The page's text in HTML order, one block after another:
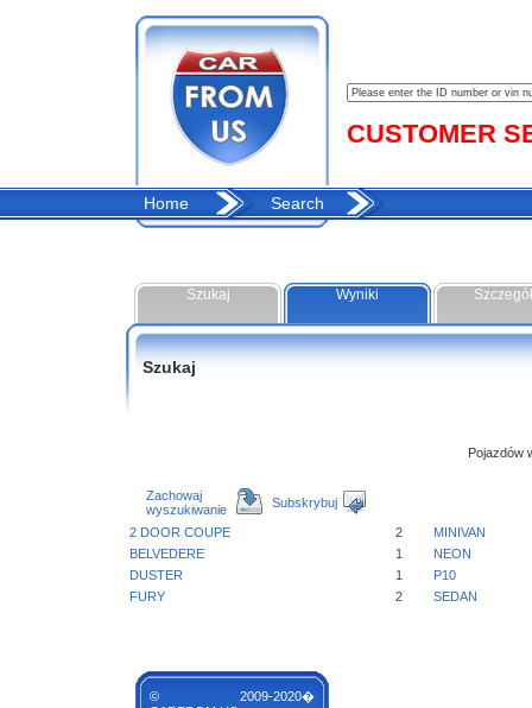
CUSTOMER
Home Search
Szukaj Wyniki
Szukaj
Pojazdów
Zachowaj
wyszukiwanie
Subskrybuj
2 DOOR COUPE 2
MINIVAN
BELVEDERE
1
NEON
DUSTER
1
P10
FURY
2 SEDAN
© 2009-2020�